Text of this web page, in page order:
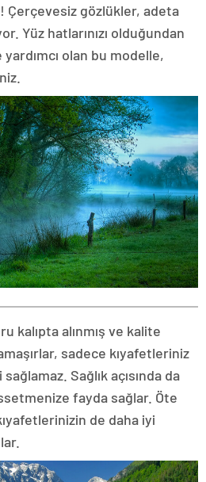
Çerçevesiz gözlükler, adeta
Yüz hatlarınızı olduğundan
olan bu modelle,
kalıpta alınmış ve kalite
sadece kıyafetleriniz
Sağlık açısında da
fayda sağlar. Öte
de daha iyi